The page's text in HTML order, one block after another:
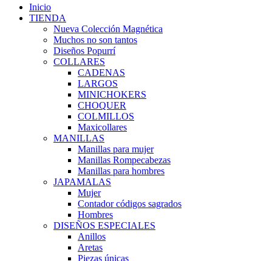
Inicio
TIENDA
Nueva Colección Magnética
Muchos no son tantos
Diseños Popurrí
COLLARES
CADENAS
LARGOS
MINICHOKERS
CHOQUER
COLMILLOS
Maxicollares
MANILLAS
Manillas para mujer
Manillas Rompecabezas
Manillas para hombres
JAPAMALAS
Mujer
Contador códigos sagrados
Hombres
DISEÑOS ESPECIALES
Anillos
Aretas
Piezas únicas